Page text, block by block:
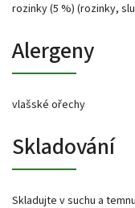
rozinky (5 %) (rozinky,
Alergeny
vlašské ořechy
Skladování
Skladujte v suchu a